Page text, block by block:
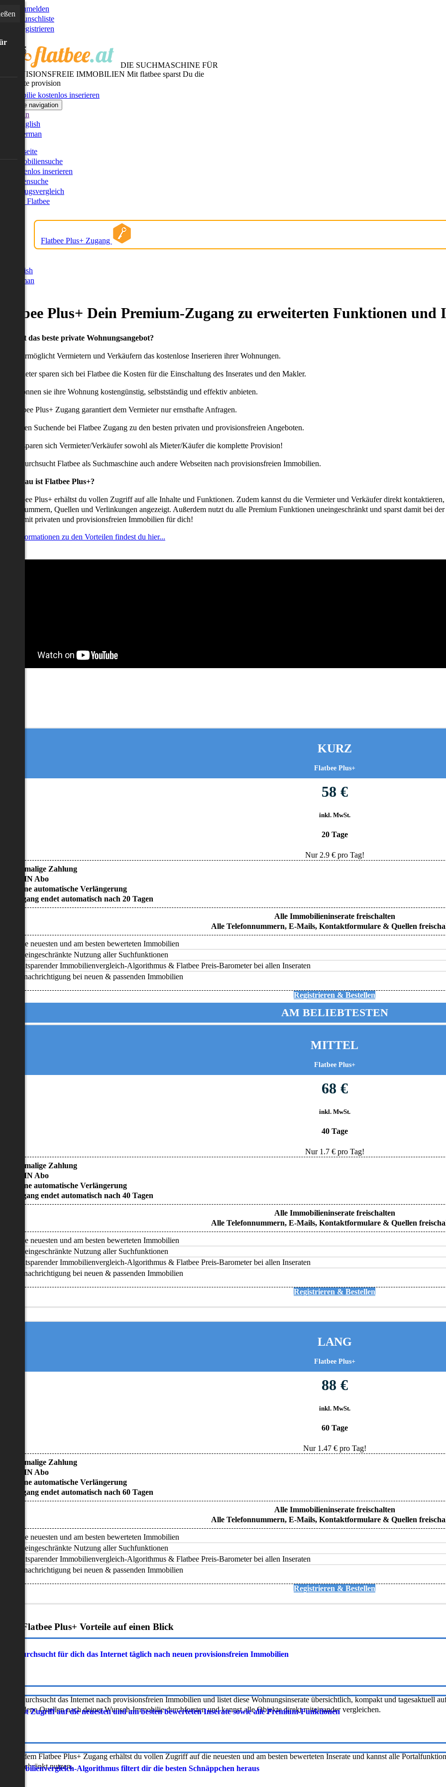
Anmelden
Wunschliste
Registrieren
DIE SUCHMASCHINE FÜR
PROVISIONSFREIE IMMOBILIEN Mit flatbee sparst Du die
gesamte provision
Immobilie kostenlos inserieren
Toggle navigation
German
English
German
Startseite
Immobiliensuche
Kostenlos inserieren
Kartensuche
Umzugsvergleich
Über Flatbee
Flatbee Plus+ Zugang
English
German
Plus+ Dein Premium-Zugang zu erweiterten Funktionen und
willst das beste private Wohnungsangebot?
ermöglicht Vermietern und Verkäufern das kostenlose Inserieren ihrer Wohnungen.
Anbieter sparen sich bei Flatbee die Kosten für die Einschaltung des Inserates und den Makler.
können sie ihre Wohnung kostengünstig, selbstständig und effektiv anbieten.
Flatbee Plus+ Zugang garantiert dem Vermieter nur ernsthafte Anfragen.
erhalten Suchende bei Flatbee Zugang zu den besten privaten und provisionsfreien Angeboten.
uns sparen sich Vermieter/Verkäufer sowohl als Mieter/Käufer die komplette Provision!
durchsucht Flatbee als Suchmaschine auch andere Webseiten nach provisionsfreien Immobilien.
genau ist Flatbee Plus+?
Flatbee Plus+ erhältst du vollen Zugriff auf alle Inhalte und Funktionen. Zudem kannst du die Vermieter und Verkäufer direkt
Quellen und Verlinkungen angezeigt. Außerdem nutzt du alle Premium Funktionen uneingeschränkt und sparst damit bei
mit privaten und provisionsfreien Immobilien für dich!
Informationen zu den Vorteilen findest du hier...
KURZ
Flatbee Plus+
58 €
inkl. MwSt.
20 Tage
Nur 2.9€ pro Tag!
• Einmalige Zahlung
• KEIN Abo
• Keine automatische Verlängerung
• Zugang endet automatisch nach 20 Tagen
Alle Immobilieninserate freischalten
Alle Telefonnummern, E-Mails, Kontaktformulare & Quellen
Alle neuesten und am besten bewerteten Immobilien
Uneingeschränkte Nutzung aller Suchfunktionen
Zeitsparender Immobilienvergleich-Algorithmus & Flatbee Preis-Barometer bei allen Inseraten
Benachrichtigung bei neuen & passenden Immobilien
Registrieren & Bestellen
AM BELIEBTESTEN
MITTEL
Flatbee Plus+
68 €
inkl. MwSt.
40 Tage
Nur 1.7€ pro Tag!
• Einmalige Zahlung
• KEIN Abo
• Keine automatische Verlängerung
• Zugang endet automatisch nach 40 Tagen
Alle Immobilieninserate freischalten
Alle Telefonnummern, E-Mails, Kontaktformulare & Quellen
Alle neuesten und am besten bewerteten Immobilien
Uneingeschränkte Nutzung aller Suchfunktionen
Zeitsparender Immobilienvergleich-Algorithmus & Flatbee Preis-Barometer bei allen Inseraten
Benachrichtigung bei neuen & passenden Immobilien
Registrieren & Bestellen
LANG
Flatbee Plus+
88 €
inkl. MwSt.
60 Tage
Nur 1.47€ pro Tag!
• Einmalige Zahlung
• KEIN Abo
• Keine automatische Verlängerung
• Zugang endet automatisch nach 60 Tagen
Alle Immobilieninserate freischalten
Alle Telefonnummern, E-Mails, Kontaktformulare & Quellen
Alle neuesten und am besten bewerteten Immobilien
Uneingeschränkte Nutzung aller Suchfunktionen
Zeitsparender Immobilienvergleich-Algorithmus & Flatbee Preis-Barometer bei allen Inseraten
Benachrichtigung bei neuen & passenden Immobilien
Registrieren & Bestellen
Flatbee Plus+ Vorteile auf einen Blick
durchsucht für dich das Internet täglich nach neuen provisionsfreien Immobilien
durchsucht das Internet nach provisionsfreien Immobilien und listet diese Wohnungsinserate übersichtlich, kompakt und tagesaktuell
Quellen nach deiner Wunsch-Immobilie durchforsten und kannst alle Objekte direkt miteinander vergleichen.
erhältst Zugriff auf die neuesten und am besten bewerteten Inserate sowie alle Premium-Funktionen
mit dem Flatbee Plus+ Zugang erhältst du vollen Zugriff auf die neuesten und am besten bewerteten Inserate und kannst alle
nutzen.
Immobilienvergleich-Algorithmus filtert dir die besten Schnäppchen heraus